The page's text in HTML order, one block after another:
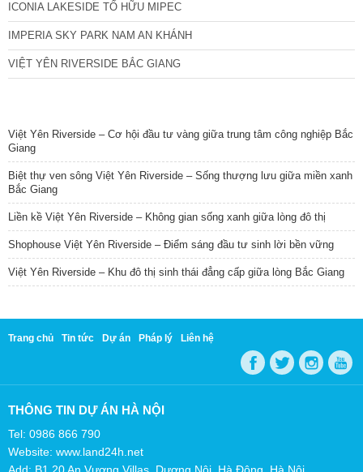
ICONIA LAKESIDE TỐ HỮU MIPEC
IMPERIA SKY PARK NAM AN KHÁNH
VIỆT YÊN RIVERSIDE BẮC GIANG
Việt Yên Riverside – Cơ hội đầu tư vàng giữa trung tâm công nghiệp Bắc
Giang
Biệt thự ven sông Việt Yên Riverside – Sống thượng lưu giữa miền xanh
Bắc Giang
Liền kề Việt Yên Riverside – Không gian sống xanh giữa lòng đô thị
Shophouse Việt Yên Riverside – Điểm sáng đầu tư sinh lời bền vững
Việt Yên Riverside – Khu đô thị sinh thái đẳng cấp giữa lòng Bắc Giang
Trang chủ Tin tức Dự án Pháp lý Liên hệ
THÔNG TIN DỰ ÁN HÀ NỘI
Tel: 0986 866 790
Website: www.land24h.net